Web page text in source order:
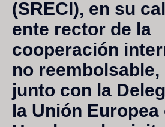
(SRECI), en su
ente rector de la
cooperación
no
junto con la
la Unión Europea